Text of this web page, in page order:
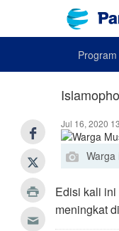
Program
Jul 16, 2020
Edisi kali
meningkat